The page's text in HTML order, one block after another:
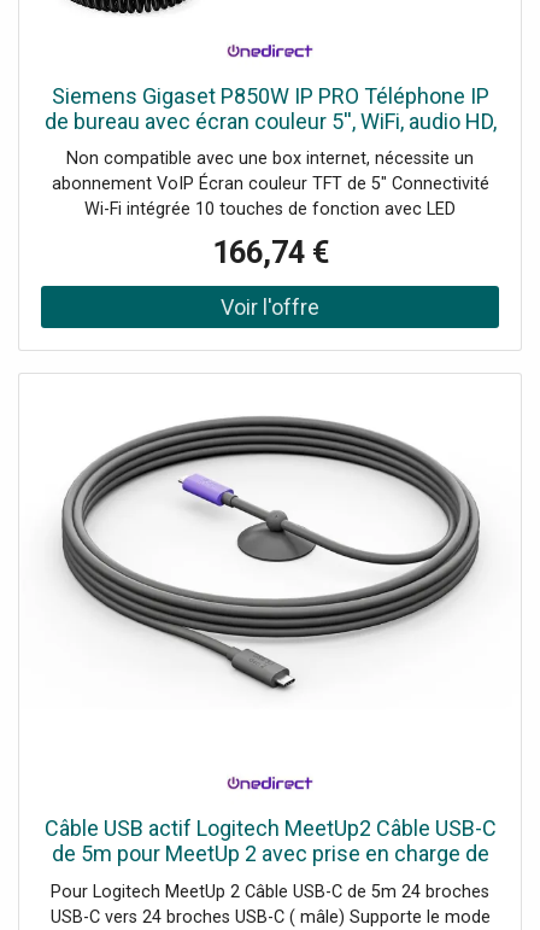
Siemens Gigaset P850W IP PRO Téléphone IP
de bureau avec écran couleur 5'', WiFi, audio HD,
10 touches de fonction et double port USB.
Non compatible avec une box internet, nécessite un
abonnement VoIP Écran couleur TFT de 5" Connectivité
Wi-Fi intégrée 10 touches de fonction avec LED
2.0 Type A Prise en charge de jusqu'à 12 comptes SIP
Annuaire local de 2000 contacts Compatible avec le
module P800 KEY PRO
166,74 €
Câble USB actif Logitech MeetUp2 Câble USB-C
de 5m pour MeetUp 2 avec prise en charge de
l'USB 3.1 Gen 2.
Pour Logitech MeetUp 2 Câble USB-C de 5m 24 broches
USB-C vers 24 broches USB-C ( mâle) Supporte le mode